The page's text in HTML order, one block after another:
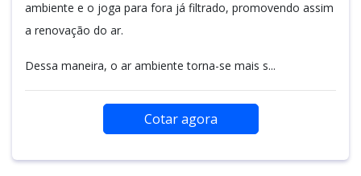
ambiente e o joga para fora já filtrado, promovendo assim
a renovação do ar.
Dessa maneira, o ar ambiente torna-se mais s...
Cotar agora